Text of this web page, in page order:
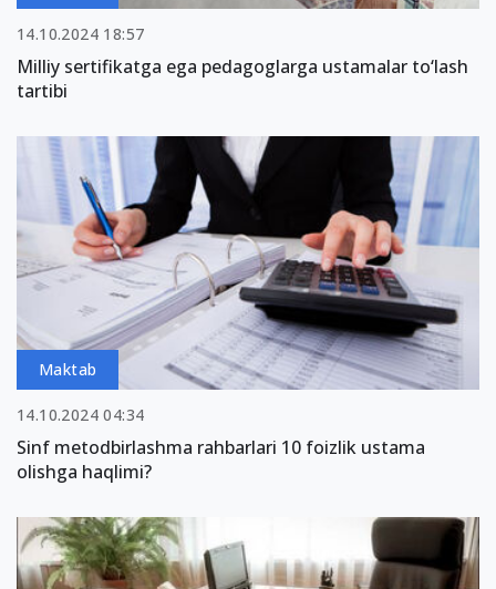
14.10.2024 18:57
Milliy sertifikatga ega pedagoglarga ustamalar to‘lash
tartibi
Maktab
14.10.2024 04:34
Sinf metodbirlashma rahbarlari 10 foizlik ustama
olishga haqlimi?